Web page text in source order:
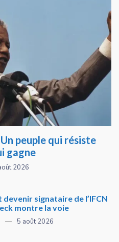
peuple qui résiste
gagne
2026
devenir signataire de l’IFCN
montre la voie
5 août 2026